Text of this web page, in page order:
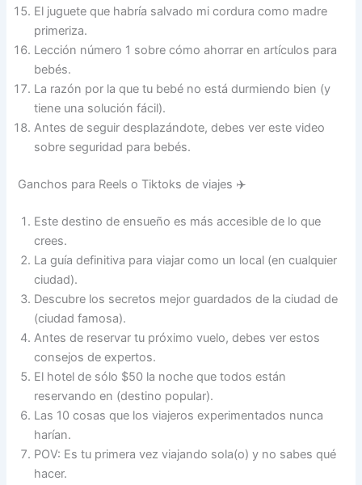
El juguete que habría salvado mi cordura como madre
primeriza.
Lección número 1 sobre cómo ahorrar en artículos para
bebés.
La razón por la que tu bebé no está durmiendo bien (y
tiene una solución fácil).
Antes de seguir desplazándote, debes ver este video
sobre seguridad para bebés.
Ganchos para Reels o Tiktoks de viajes ✈️
Este destino de ensueño es más accesible de lo que
crees.
La guía definitiva para viajar como un local (en cualquier
ciudad).
Descubre los secretos mejor guardados de la ciudad de
(ciudad famosa).
Antes de reservar tu próximo vuelo, debes ver estos
consejos de expertos.
El hotel de sólo $50 la noche que todos están
reservando en (destino popular).
Las 10 cosas que los viajeros experimentados nunca
harían.
POV: Es tu primera vez viajando sola(o) y no sabes qué
hacer.